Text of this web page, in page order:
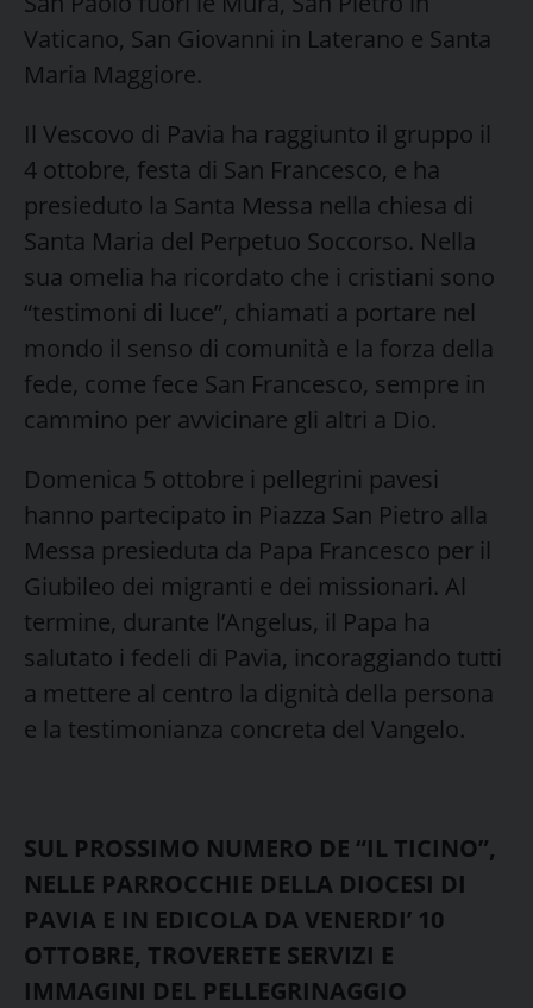
Vaticano, San Giovanni in Laterano e Santa
Maria Maggiore.
Il Vescovo di Pavia ha raggiunto il gruppo il
4 ottobre, festa di San Francesco, e ha
presieduto la Santa Messa nella chiesa di
Santa Maria del Perpetuo Soccorso. Nella
sua omelia ha ricordato che i cristiani sono
“testimoni di luce”, chiamati a portare nel
mondo il senso di comunità e la forza della
fede, come fece San Francesco, sempre in
cammino per avvicinare gli altri a Dio.
Domenica 5 ottobre i pellegrini pavesi
hanno partecipato in Piazza San Pietro alla
Messa presieduta da Papa Francesco per il
Giubileo dei migranti e dei missionari. Al
termine, durante l’Angelus, il Papa ha
salutato i fedeli di Pavia, incoraggiando tutti
a mettere al centro la dignità della persona
e la testimonianza concreta del Vangelo.
SUL PROSSIMO NUMERO DE “IL TICINO”,
NELLE PARROCCHIE DELLA DIOCESI DI
PAVIA E IN EDICOLA DA VENERDI’ 10
OTTOBRE, TROVERETE SERVIZI E
IMMAGINI DEL PELLEGRINAGGIO